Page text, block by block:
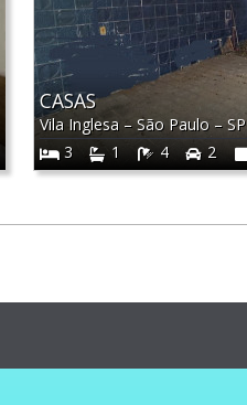
CASAS
Vila Inglesa –São Paulo–SP
3
1 4 2